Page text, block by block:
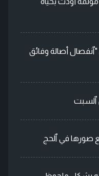
أصالة وفائق
ٱلسبت
صورها في ٱلحج